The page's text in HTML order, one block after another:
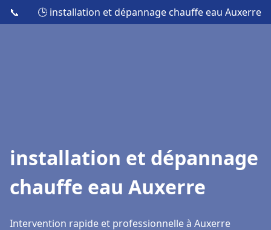
📞 🕒 installation et dépannage chauffe eau Auxerre
installation et dépannage
chauffe eau Auxerre
Intervention rapide et professionnelle à Auxerre